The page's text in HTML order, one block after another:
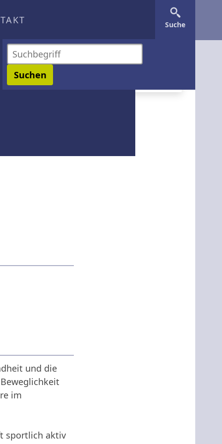
Sprache wechseln
Suchen
Suche
und die
im
sportlich aktiv